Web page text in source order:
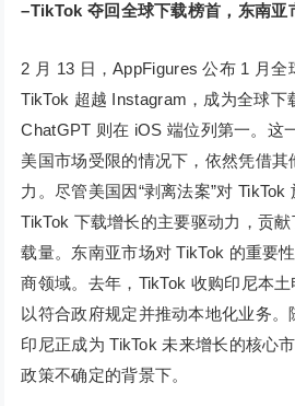
–TikTok 夺回全球下载榜首，东南亚
2 月 13 日，AppFigures 公布 1 月全
TikTok 超越 Instagram，成为全球下
ChatGPT 则在 iOS 端位列第一。这
美国市场受限的情况下，依然凭借
力。尽管美国因“剥离法案”对 TikTok
TikTok 下载增长的主要驱动力，贡
载量。东南亚市场对 TikTok 的重要
商领域。去年，TikTok 收购印尼本土
以符合政府规定并推动本地化业务。
印尼正成为 TikTok 未来增长的核心
政策不确定的背景下。